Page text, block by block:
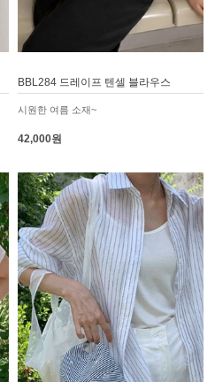
BBL284 드레이프 텐셀 블라우스
시원한 여름 소재~
42,000원